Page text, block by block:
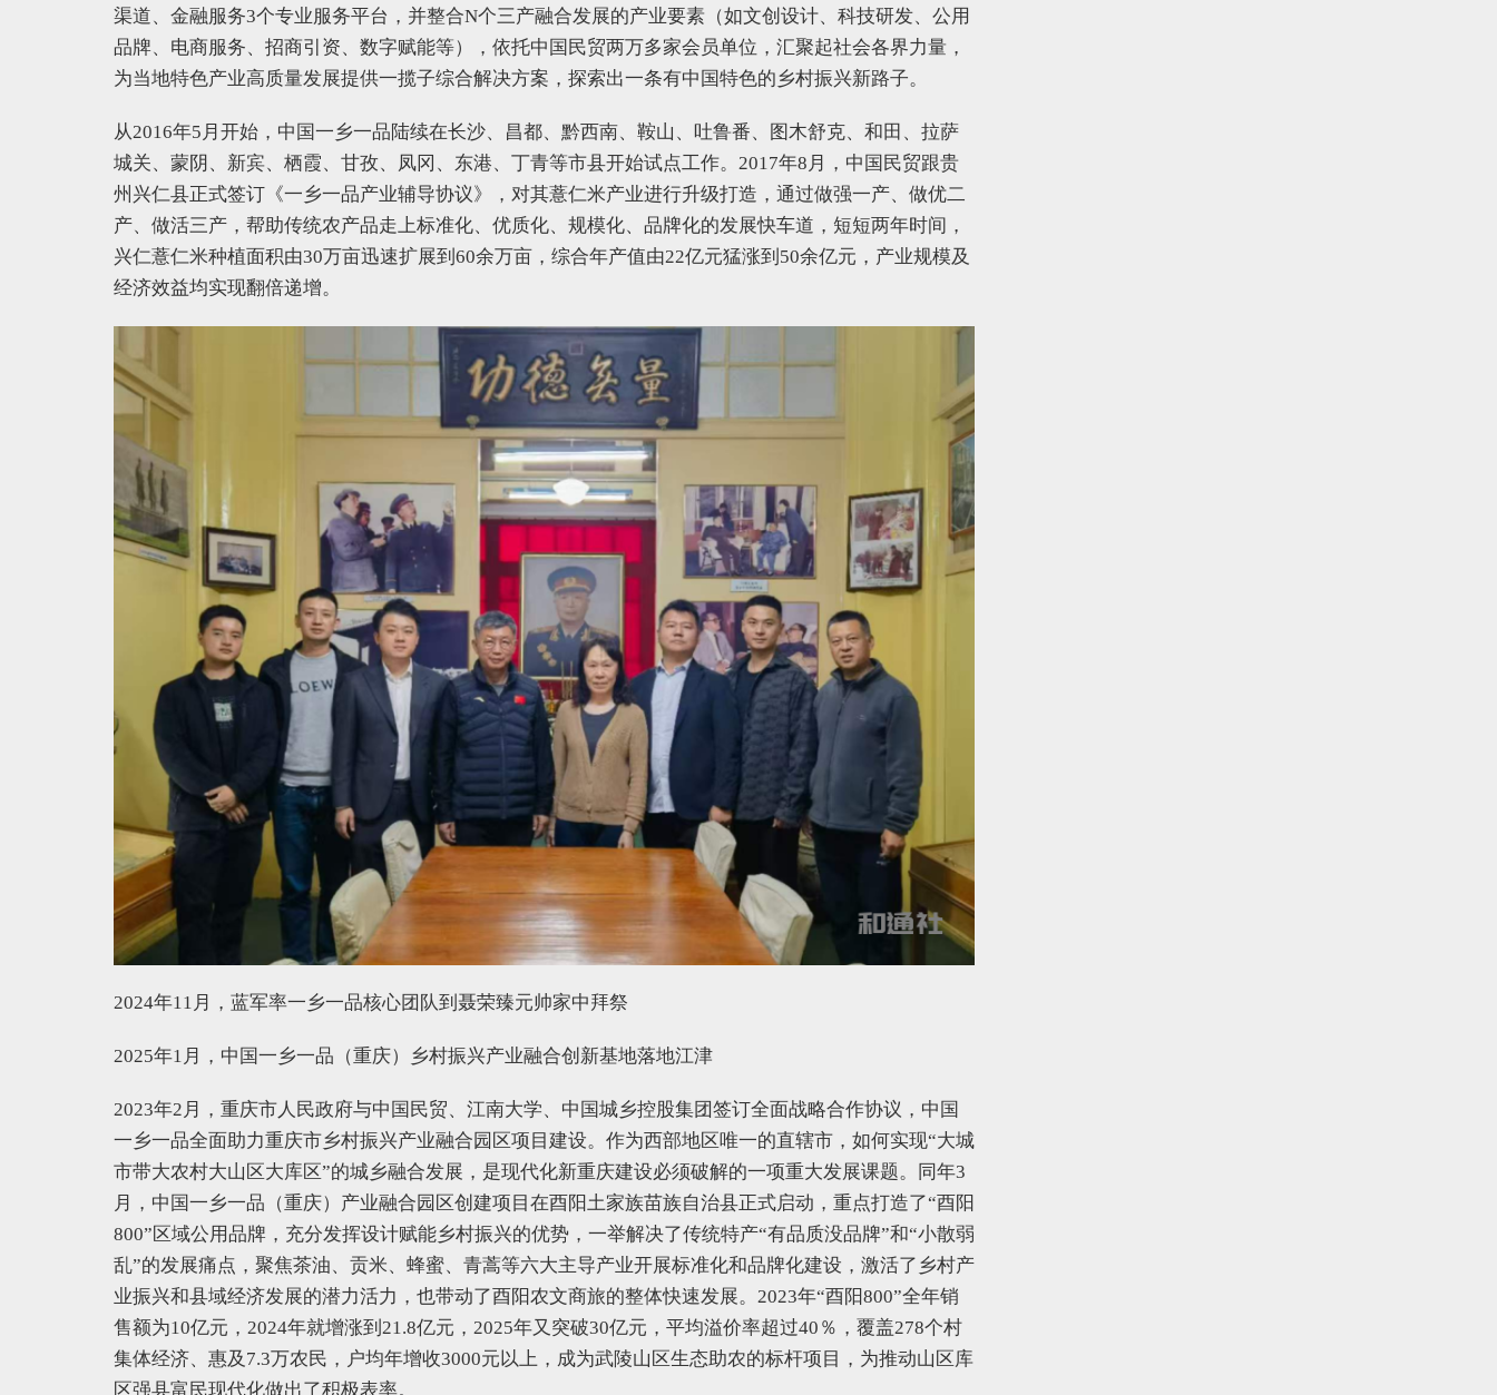
渠道、金融服务3个专业服务平台，并整合N个三产融合发展的产业要素（如文创设计、科技研发、公用
品牌、电商服务、招商引资、数字赋能等），依托中国民贸两万多家会员单位，汇聚起社会各界力量，
为当地特色产业高质量发展提供一揽子综合解决方案，探索出一条有中国特色的乡村振兴新路子。
从2016年5月开始，中国一乡一品陆续在长沙、昌都、黔西南、鞍山、吐鲁番、图木舒克、和田、拉萨
城关、蒙阴、新宾、栖霞、甘孜、凤冈、东港、丁青等市县开始试点工作。2017年8月，中国民贸跟贵
州兴仁县正式签订《一乡一品产业辅导协议》，对其薏仁米产业进行升级打造，通过做强一产、做优二
产、做活三产，帮助传统农产品走上标准化、优质化、规模化、品牌化的发展快车道，短短两年时间，
兴仁薏仁米种植面积由30万亩迅速扩展到60余万亩，综合年产值由22亿元猛涨到50余亿元，产业规模及
经济效益均实现翻倍递增。
2024年11月，蓝军率一乡一品核心团队到聂荣臻元帅家中拜祭
2025年1月，中国一乡一品（重庆）乡村振兴产业融合创新基地落地江津
2023年2月，重庆市人民政府与中国民贸、江南大学、中国城乡控股集团签订全面战略合作协议，中国
一乡一品全面助力重庆市乡村振兴产业融合园区项目建设。作为西部地区唯一的直辖市，如何实现“大城
市带大农村大山区大库区”的城乡融合发展，是现代化新重庆建设必须破解的一项重大发展课题。同年3
月，中国一乡一品（重庆）产业融合园区创建项目在酉阳土家族苗族自治县正式启动，重点打造了“酉阳
800”区域公用品牌，充分发挥设计赋能乡村振兴的优势，一举解决了传统特产“有品质没品牌”和“小散弱
乱”的发展痛点，聚焦茶油、贡米、蜂蜜、青蒿等六大主导产业开展标准化和品牌化建设，激活了乡村产
业振兴和县域经济发展的潜力活力，也带动了酉阳农文商旅的整体快速发展。2023年“酉阳800”全年销
售额为10亿元，2024年就增涨到21.8亿元，2025年又突破30亿元，平均溢价率超过40％，覆盖278个村
集体经济、惠及7.3万农民，户均年增收3000元以上，成为武陵山区生态助农的标杆项目，为推动山区库
区强县富民现代化做出了积极表率。